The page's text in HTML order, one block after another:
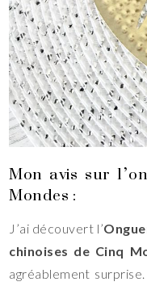
Mon avis sur
Mondes :
J’ai découvert l’
chinoises de Cinq
agréablement